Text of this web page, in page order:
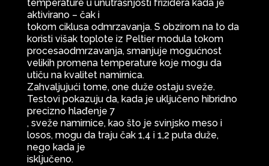
temperature u unutrašnjosti frižidera kada je
aktivirano – čak i
tokom ciklusa odmrzavanja. S obzirom na to da
koristi višak toplote iz Peltier modula tokom
procesaodmrzavanja, smanjuje mogućnost
velikih promena temperature koje mogu da
utiču na kvalitet namirnica.
Zahvaljujući tome, one duže ostaju sveže.
Testovi pokazuju da, kada je uključeno hibridno
precizno hlađenje 7
, sveže namirnice, kao što je svinjsko meso i
losos, mogu da traju čak 1,4 i 1,2 puta duže,
nego kada je
isključeno.